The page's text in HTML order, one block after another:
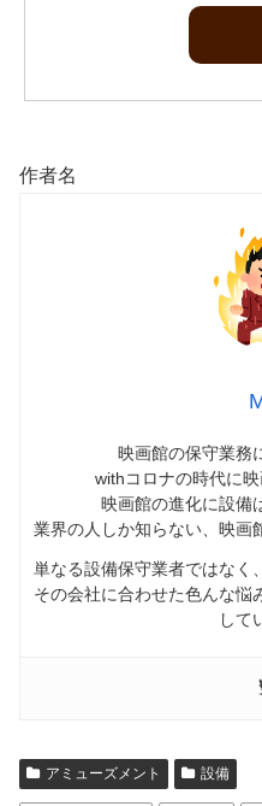
作者名
映画館の保守業務
withコロナの時代に
映画館の進化に設備
業界の人しか知らない、映画
単なる設備保守業者ではなく
その会社に合わせた色んな悩
して
アミューズメント 設備